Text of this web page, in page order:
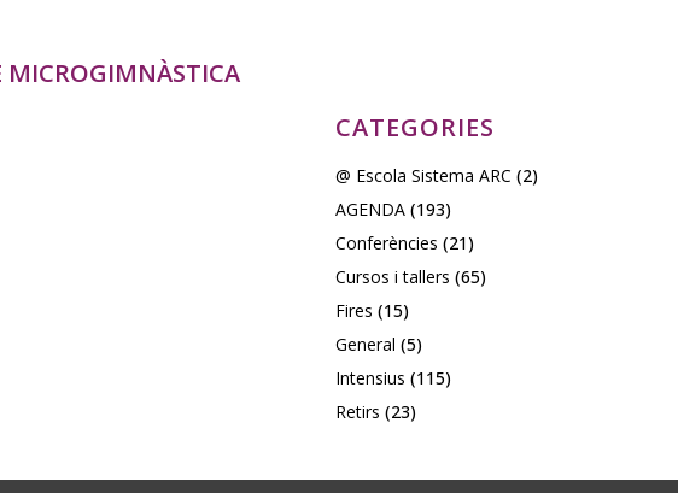
CATEGORIES
@ Escola Sistema ARC (2)
AGENDA(193)
Conferències (21)
Cursos i tallers (65)
Fires (15)
General (5)
Intensius (115)
Retirs (23)